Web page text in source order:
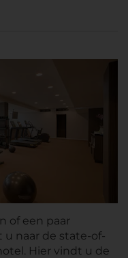
of een paar
naar de state-of-
Hier vindt u de